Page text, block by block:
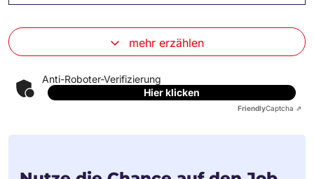
mehr erzählen
Anti-Roboter-Verifizierung
Hier klicken
FriendlyCaptcha ⇗